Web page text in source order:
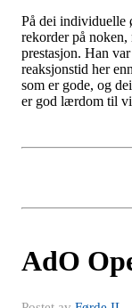
På dei individuelle
rekorder på
prestasjon. Han
reaksjonstid her
som er gode, og
er god lærdom til
AdO